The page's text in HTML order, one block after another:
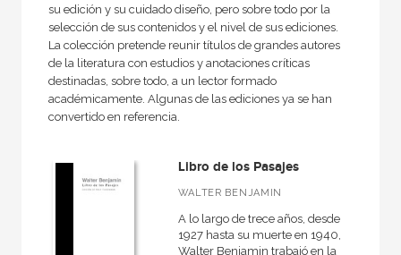
MATERIAS
Estética
Ética
su edición y su cuidado diseño, pero sobre todo por la
selección de sus contenidos y el nivel de sus ediciones.
La colección pretende reunir títulos de grandes autores
de la literatura con estudios y anotaciones críticas
destinadas, sobre todo, a un lector formado
académicamente. Algunas de las ediciones ya se han
convertido en referencia.
Libro de los Pasajes
WALTER BENJAMIN
A lo largo de trece años, desde
1927 hasta su muerte en 1940,
Walter Benjamin trabajó en la